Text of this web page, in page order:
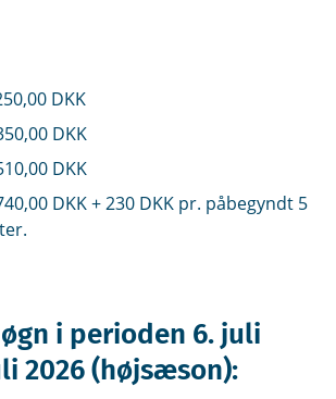
DKK
DKK
DKK
DKK + 230 DKK pr. påbegyndt 5
i perioden 6. juli
2026 (højsæson):